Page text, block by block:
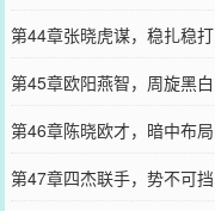
第44章张晓虎谋，稳扎稳打
第45章欧阳燕智，周旋黑白
第46章陈晓欧才，暗中布局
第47章四杰联手，势不可挡